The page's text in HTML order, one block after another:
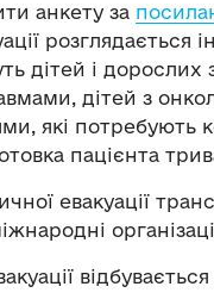
анкету за
розглядається
дітей і
дітей з
які потребують
пацієнта
евакуації